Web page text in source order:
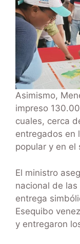
Asimismo,
impreso
cuales, cerca
entregados en
popular y en el
El ministro
nacional de
entrega
Esequibo
y entregaron